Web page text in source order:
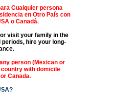
Cualquier persona
en Otro País con
o Canadá.
visit your family in the
hire your long-
person (Mexican or
with domicile
Canada.